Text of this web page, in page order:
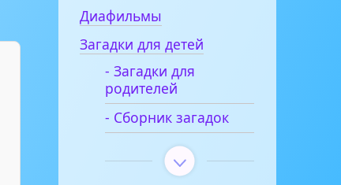
Диафильмы
Загадки для детей
- Загадки для
родителей
- Сборник загадок